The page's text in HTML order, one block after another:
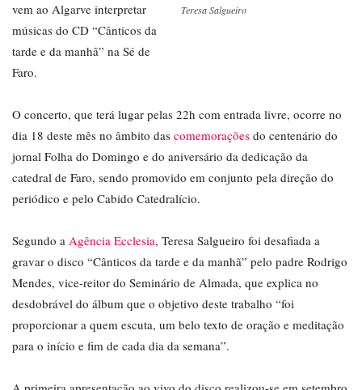
Teresa Salgueiro
vem ao Algarve interpretar
músicas do CD “Cânticos da
tarde e da manhã” na Sé de
Faro.
O concerto, que terá lugar pelas 22h com entrada livre, ocorre no
dia 18 deste mês no âmbito das comemorações do centenário do
jornal Folha do Domingo e do aniversário da dedicação da
catedral de Faro, sendo promovido em conjunto pela direção do
periódico e pelo Cabido Catedralício.
Segundo a Agência Ecclesia, Teresa Salgueiro foi desafiada a
gravar o disco “Cânticos da tarde e da manhã” pelo padre Rodrigo
Mendes, vice-reitor do Seminário de Almada, que explica no
desdobrável do álbum que o objetivo deste trabalho “foi
proporcionar a quem escuta, um belo texto de oração e meditação
para o início e fim de cada dia da semana”.